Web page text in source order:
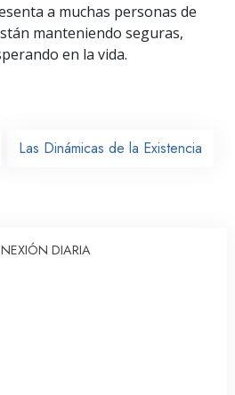
a muchas personas de
manteniendo seguras,
en la vida.
Las Dinámicas de la Existencia
DIARIA